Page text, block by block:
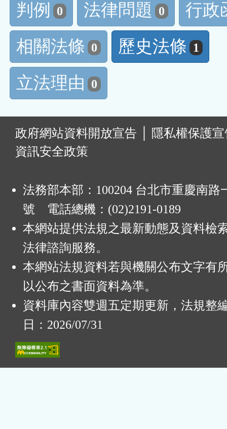
判例
0 法律問題 0
行政
相關法條 0 歷史法條 1
立法理由 0
政府網站資料開放宣告
隱私權保護
資訊安全政策
法務部本部：100204 台北市重慶南路
號 電話總機：(02)2191-0189
本網站提供法規之最新動態及資料檢
法律諮詢服務。
本網站法規資料若與機關公布文字有
以公布之書面資料為準。
資料庫內容雙週五定期更新，法規整
日：2026/07/31